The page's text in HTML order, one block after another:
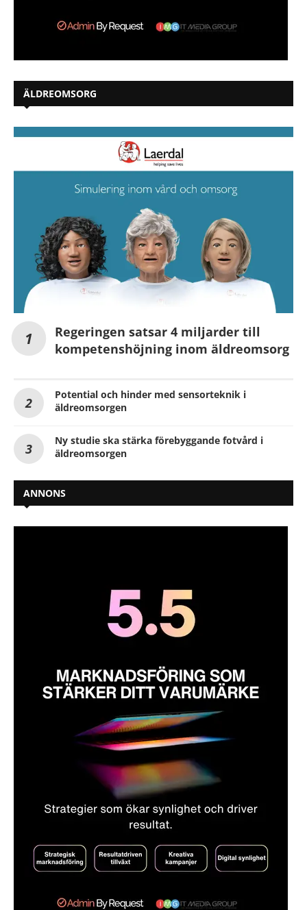
ÄLDREOMSORG
Regeringen satsar 4 miljarder till
kompetenshöjning inom äldreomsorg
Potential och hinder med sensorteknik i
äldreomsorgen
Ny studie ska stärka förebyggande fotvård i
äldreomsorgen
ANNONS